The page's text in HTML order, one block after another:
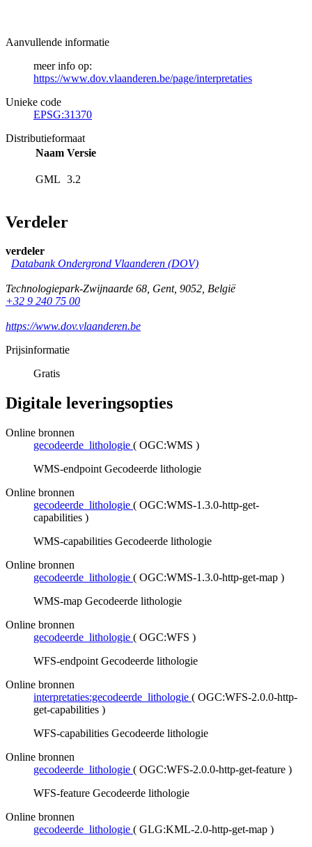
Aanvullende informatie
meer info op:
https://www.dov.vlaanderen.be/page/interpretaties
Unieke code
EPSG:31370
Distributieformaat
Naam Versie
GML 3.2
Verdeler
verdeler
Databank Ondergrond Vlaanderen (DOV)
Technologiepark-Zwijnaarde 68, Gent, 9052, België
+32 9 240 75 00
https://www.dov.vlaanderen.be
Prijsinformatie
Gratis
Digitale leveringsopties
Online bronnen
gecodeerde_lithologie ( OGC:WMS )
WMS-endpoint Gecodeerde lithologie
Online bronnen
gecodeerde_lithologie ( OGC:WMS-1.3.0-http-get-
capabilities )
WMS-capabilities Gecodeerde lithologie
Online bronnen
gecodeerde_lithologie ( OGC:WMS-1.3.0-http-get-map )
WMS-map Gecodeerde lithologie
Online bronnen
gecodeerde_lithologie ( OGC:WFS )
WFS-endpoint Gecodeerde lithologie
Online bronnen
interpretaties:gecodeerde_lithologie ( OGC:WFS-2.0.0-http-
get-capabilities )
WFS-capabilities Gecodeerde lithologie
Online bronnen
gecodeerde_lithologie ( OGC:WFS-2.0.0-http-get-feature )
WFS-feature Gecodeerde lithologie
Online bronnen
gecodeerde_lithologie ( GLG:KML-2.0-http-get-map )